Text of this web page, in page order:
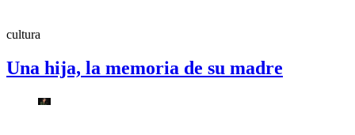
cultura
Una hija, la memoria de su madre